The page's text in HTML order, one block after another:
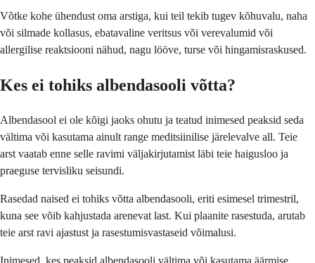
Võtke kohe ühendust oma arstiga, kui teil tekib tugev kõhuvalu, naha
või silmade kollasus, ebatavaline veritsus või verevalumid või
allergilise reaktsiooni nähud, nagu lööve, turse või hingamisraskused.
Kes ei tohiks albendasooli võtta?
Albendasool ei ole kõigi jaoks ohutu ja teatud inimesed peaksid seda
vältima või kasutama ainult range meditsiinilise järelevalve all. Teie
arst vaatab enne selle ravimi väljakirjutamist läbi teie haigusloo ja
praeguse tervisliku seisundi.
Rasedad naised ei tohiks võtta albendasooli, eriti esimesel trimestril,
kuna see võib kahjustada arenevat last. Kui plaanite rasestuda, arutab
teie arst ravi ajastust ja rasestumisvastaseid võimalusi.
Inimesed, kes peaksid albendasooli vältima või kasutama äärmise